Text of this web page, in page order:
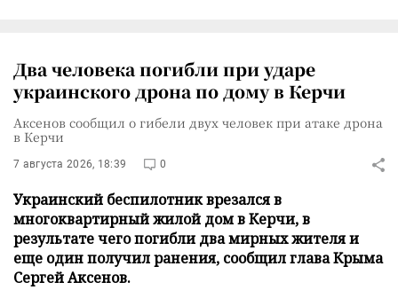
Два человека погибли при ударе
украинского дрона по дому в Керчи
Аксенов сообщил о гибели двух человек при атаке дрона
в Керчи
7 августа 2026, 18:39 0
Украинский беспилотник врезался в
многоквартирный жилой дом в Керчи, в
результате чего погибли два мирных жителя и
еще один получил ранения, сообщил глава Крыма
Сергей Аксенов.